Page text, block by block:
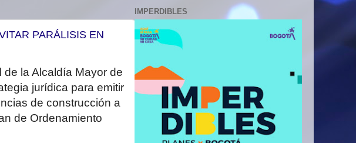
PARÁLISIS EN
la Alcaldía Mayor de
jurídica para emitir
de construcción a
de Ordenamiento
IMPERDIBLES